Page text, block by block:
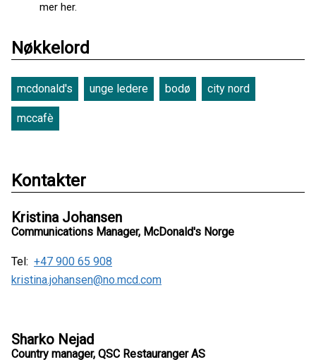
mer her.
Nøkkelord
mcdonald's unge ledere bodø city nord
mccafè
Kontakter
Kristina Johansen
Communications Manager, McDonald's Norge
Tel: +47 900 65 908
kristina.johansen@no.mcd.com
Sharko Nejad
Country manager, QSC Restauranger AS